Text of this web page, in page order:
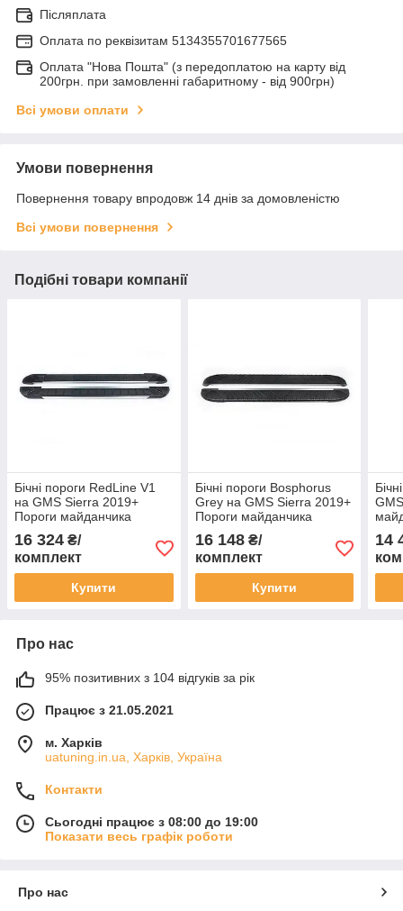
Післяплата
Оплата по реквiзитам 5134355701677565
Оплата "Нова Пошта" (з передоплатою на карту від
200грн. при замовленні габаритному - від 900грн)
Всі умови оплати
Умови повернення
Повернення товару впродовж 14 днів за домовленістю
Всі умови повернення
Подібні товари компанії
Бічні пороги RedLine V1
на GMS Sierra 2019+
Пороги майданчика
Джіемсі Сіерра 2 шт.
16 324 ₴/
комплект
Купити
Бічні пороги Bosphorus
Grey на GMS Sierra 2019+
Пороги майданчика
Джіемсі Сіерра 2 шт.
16 148₴/
комплект
Купити
14
Про нас
95% позитивних з 104 відгуків за рік
Працює з 21.05.2021
м. Харків
uatuning.in.ua, Харків, Україна
Контакти
Сьогодні працює з 08:00 до 19:00
Показати весь графік роботи
Про нас